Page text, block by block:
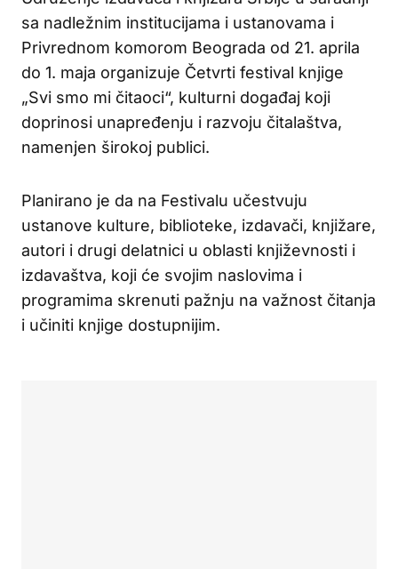
sa nadležnim institucijama i ustanovama i
Privrednom komorom Beograda od 21. aprila
do 1. maja organizuje Četvrti festival knjige
„Svi smo mi čitaoci“, kulturni događaj koji
doprinosi unapređenju i razvoju čitalaštva,
namenjen širokoj publici.
Planirano je da na Festivalu učestvuju
ustanove kulture, biblioteke, izdavači, knjižare,
autori i drugi delatnici u oblasti književnosti i
izdavaštva, koji će svojim naslovima i
programima skrenuti pažnju na važnost čitanja
i učiniti knjige dostupnijim.